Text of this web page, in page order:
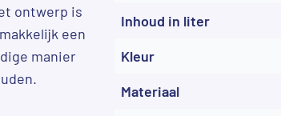
ontwerp is
een
manier
Inhoud in liter
Kleur
Materiaal